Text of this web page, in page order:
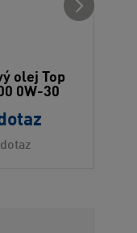
olej Top
0W-30